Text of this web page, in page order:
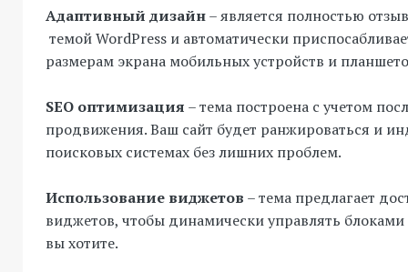
Адаптивный дизайн– является полностью
темой WordPress и автоматически
размерам экрана мобильных устройств и
SEO оптимизация – тема построена с учетом
продвижения. Ваш сайт будет ранжироваться и
поисковых системах без лишних проблем.
Использование виджетов – тема предлагает
виджетов, чтобы динамически управлять блоками
вы хотите.